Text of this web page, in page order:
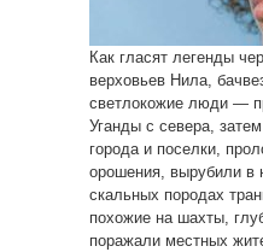
Как гласят легенды
верховьев Нила,
светлокожие люди —
Уганды с севера,
города и поселки,
орошения, вырубили в
скальных породах
похожие на шахты,
поражали местных